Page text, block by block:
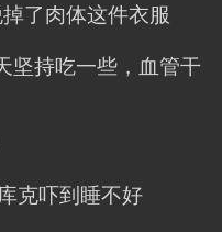
了肉体这件衣服
坚持吃一些，血管干
克吓到睡不好